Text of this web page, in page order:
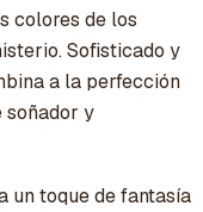
colores de los
Sofisticado y
a la perfección
soñador y
un toque de fantasía